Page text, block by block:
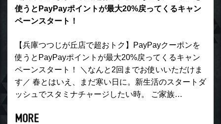
使うとPayPayポイントが最大20%戻ってくるキャン
ペーンスタート！
【兵庫つつじが丘店で超おトク】PayPayクーポンを
使うとPayPayポイントが最大20%戻ってくるキャン
ペーンスタート！ ＼なんと2回までお使いいただけま
す／ 春とはいえ、まだ寒い日に。新生活のスタートダ
ッシュでスタミナチャージしたい時。 ご家族…